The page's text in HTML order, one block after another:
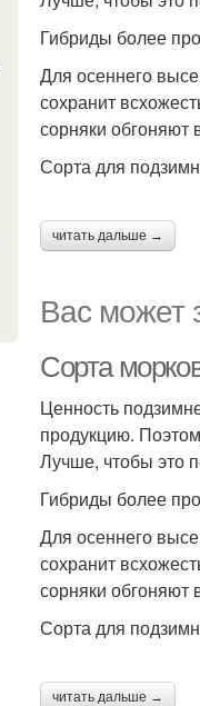
Гибриды более
Для осеннего
сохранит
сорняки обгоняют
Сорта для
читать дальше →
Вас может
Сорта
Ценность
продукцию.
Лучше, чтобы это
Гибриды более
Для осеннего
сохранит
сорняки обгоняют
Сорта для
читать дальше →